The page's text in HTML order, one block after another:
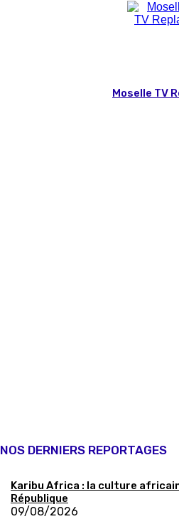
Moselle TV
NOS DERNIERS REPORTAGES
Karibu Africa : la culture
République
09/08/2026